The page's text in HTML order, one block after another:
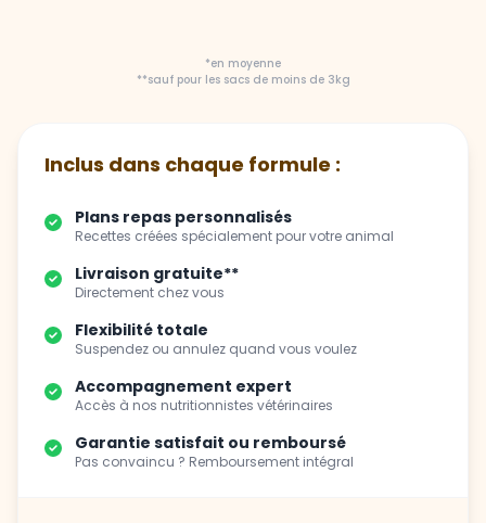
*en moyenne
**sauf pour les sacs de moins de 3kg
Inclus dans chaque formule :
Plans repas personnalisés
Recettes créées spécialement pour votre animal
Livraison gratuite**
Directement chez vous
Flexibilité totale
Suspendez ou annulez quand vous voulez
Accompagnement expert
Accès à nos nutritionnistes vétérinaires
Garantie satisfait ou remboursé
Pas convaincu ? Remboursement intégral